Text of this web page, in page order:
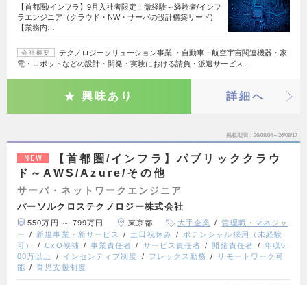
【首都圏/インフラ】9月入社者限定：微経験～経験者/インフ
ラエンジニア（クラウド・NW・サーバの設計構築リード)
【業務内…
会社概要
テクノロジーソリューション事業 ・自動車・航空宇宙関連機器・家
電・ロボットなどの設計・開発・実験における請負・派遣サービス…
興味あり 詳細へ
掲載期間 26/08/04～26/08/17
NEW
【首都圏/インフラ】パブリッククラウ
ド～AWS/Azure/その他
サーバ・ネットワークエンジニア
パーソルクロステクノロジー株式会社
550万円 ～ 799万円 東京都 大手企業
管理職・マネジャ
ー
新規事業・新サービス 土日祝休み
ポテンシャル採用（未経験
可）
CxO候補 事業責任者 サービス責任者 開発責任者
年収6
00万以上
インセンティブ制度 フレックス勤務
リモートワーク可
能
育児支援制度